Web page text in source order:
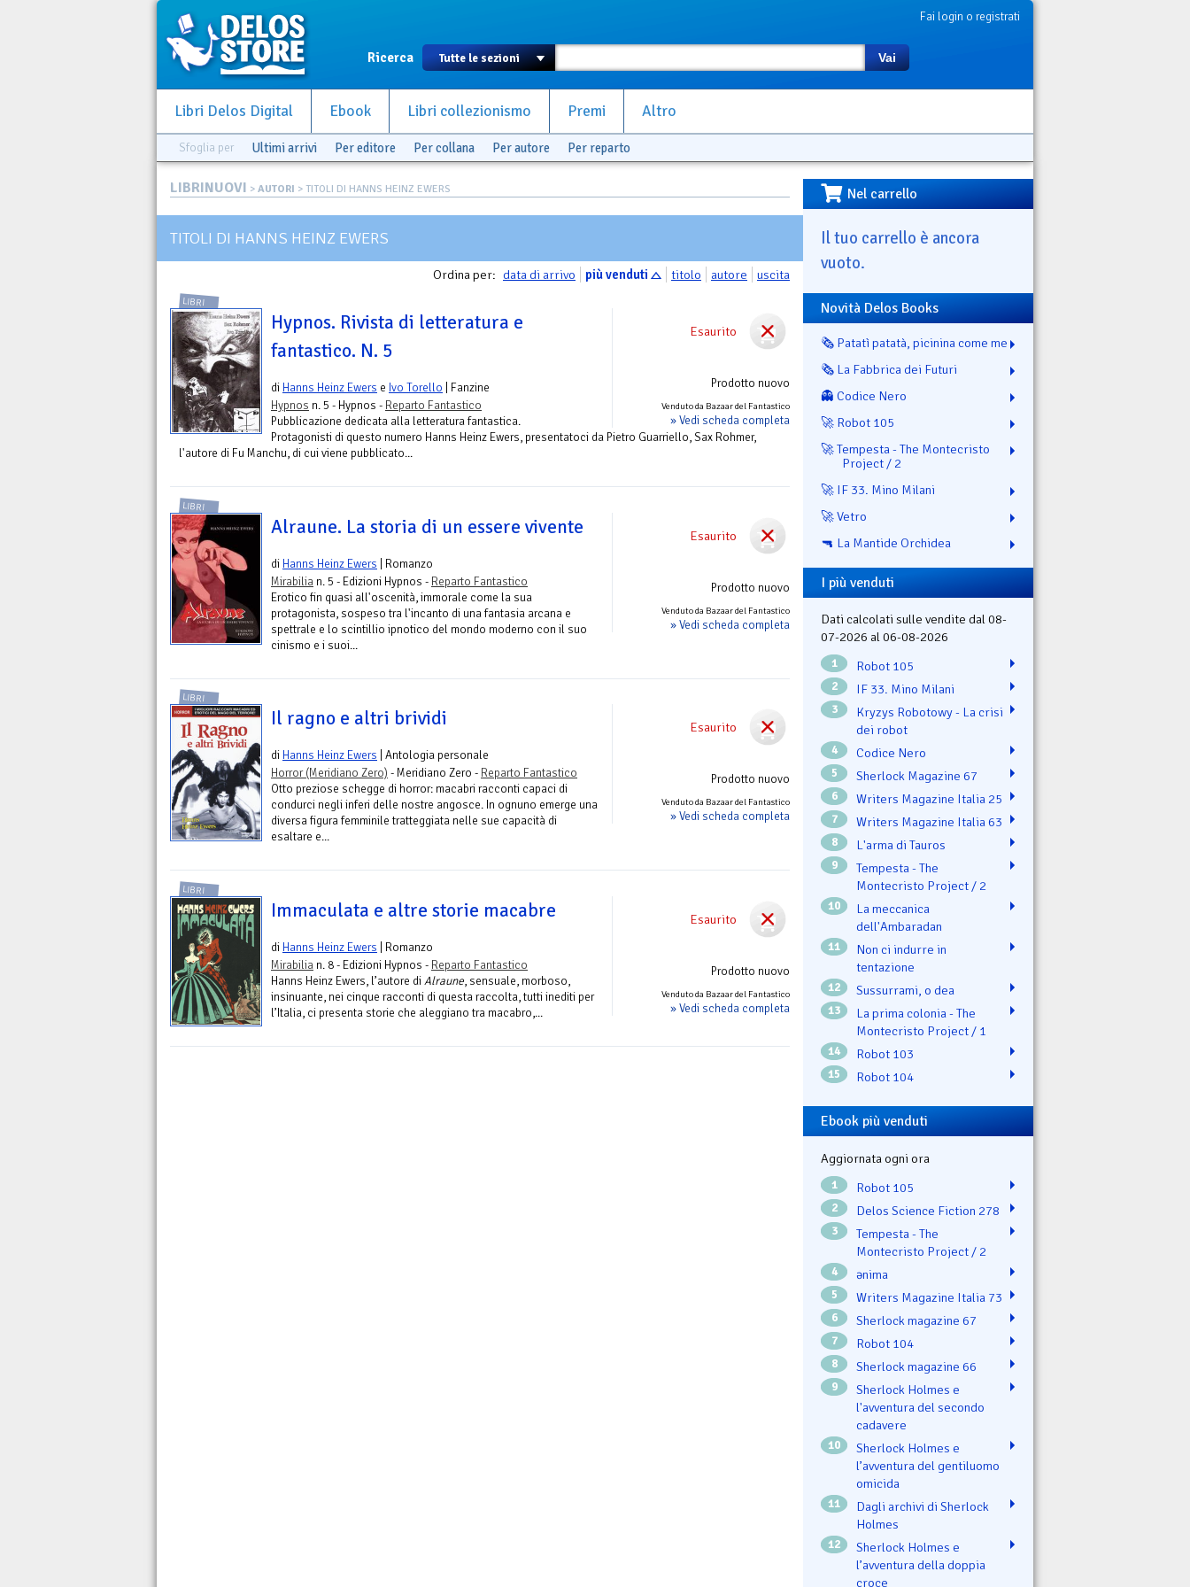
Fai login o registrati
Ricerca Vai
Libri Delos Digital Ebook Libri collezionismo Premi Altro
Sfoglia per Ultimi arrivi Per editore Per collana Per autore Per reparto
LIBRINUOVI > AUTORI > TITOLI DI HANNS HEINZ EWERS
TITOLI DI HANNS HEINZ EWERS
Ordina per: data di arrivo più venduti titolo autore uscita
Esaurito
Prodotto nuovo
Venduto da Bazaar del Fantastico
» Vedi scheda completa
LIBRI
Hypnos. Rivista di letteratura e
fantastico. N. 5
di Hanns Heinz Ewers e Ivo Torello | Fanzine
Hypnos n. 5 - Hypnos - Reparto Fantastico
Pubblicazione dedicata alla letteratura fantastica.
Protagonisti di questo numero Hanns Heinz Ewers, presentatoci da Pietro Guarriello, Sax Rohmer,
l'autore di Fu Manchu, di cui viene pubblicato...
Esaurito
Prodotto nuovo
Venduto da Bazaar del Fantastico
» Vedi scheda completa
LIBRI
Alraune. La storia di un essere vivente
di Hanns Heinz Ewers | Romanzo
Mirabilia n. 5 - Edizioni Hypnos - Reparto Fantastico
Erotico fin quasi all'oscenità, immorale come la sua
protagonista, sospeso tra l'incanto di una fantasia arcana e
spettrale e lo scintillio ipnotico del mondo moderno con il suo
cinismo e i suoi...
Esaurito
Prodotto nuovo
Venduto da Bazaar del Fantastico
» Vedi scheda completa
LIBRI
Il ragno e altri brividi
di Hanns Heinz Ewers | Antologia personale
Horror (Meridiano Zero) - Meridiano Zero - Reparto Fantastico
Otto preziose schegge di horror: macabri racconti capaci di
condurci negli inferi delle nostre angosce. In ognuno emerge una
diversa figura femminile tratteggiata nelle sue capacità di
esaltare e...
Esaurito
Prodotto nuovo
Venduto da Bazaar del Fantastico
» Vedi scheda completa
LIBRI
Immaculata e altre storie macabre
di Hanns Heinz Ewers | Romanzo
Mirabilia n. 8 - Edizioni Hypnos - Reparto Fantastico
Hanns Heinz Ewers, l’autore diAlraune, sensuale, morboso,
insinuante, nei cinque racconti di questa raccolta, tutti inediti per
l’Italia, ci presenta storie che aleggiano tra macabro,...
Nel carrello
Il tuo carrello è ancora
vuoto.
Novità Delos Books
🗞️ Patatì patatà, picinina come me
🗞️ La Fabbrica dei Futuri
👻 Codice Nero
🚀 Robot 105
🚀 Tempesta - The Montecristo
Project / 2
🚀 IF 33. Mino Milani
🚀 Vetro
🔫 La Mantide Orchidea
I più venduti
Dati calcolati sulle vendite dal 08-
07-2026 al 06-08-2026
1 Robot 105
2 IF 33. Mino Milani
3
Kryzys Robotowy - La crisi
dei robot
4 Codice Nero
5 Sherlock Magazine 67
6 Writers Magazine Italia 25
7 Writers Magazine Italia 63
8 L'arma di Tauros
9
Tempesta - The
Montecristo Project / 2
10
La meccanica
dell'Ambaradan
11
Non ci indurre in
tentazione
12 Sussurrami, o dea
13
La prima colonia - The
Montecristo Project / 1
14 Robot 103
15 Robot 104
Ebook più venduti
Aggiornata ogni ora
1 Robot 105
2 Delos Science Fiction 278
3
Tempesta - The
Montecristo Project / 2
4 ənima
5 Writers Magazine Italia 73
6 Sherlock magazine 67
7 Robot 104
8 Sherlock magazine 66
9
Sherlock Holmes e
l'avventura del secondo
cadavere
10
Sherlock Holmes e
l’avventura del gentiluomo
omicida
11
Dagli archivi di Sherlock
Holmes
12
Sherlock Holmes e
l’avventura della doppia
croce